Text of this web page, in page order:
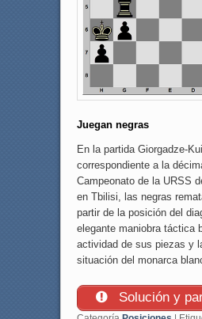
Juegan negras
En la partida Giorgadze-
correspondiente a la
Campeonato de la URSS
en Tbilisi, las negras
partir de la posición del
elegante maniobra táctica
actividad de sus piezas y
situación del monarca
Solución y